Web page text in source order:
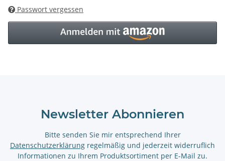
Passwort vergessen
Newsletter Abonnieren
Bitte senden Sie mir entsprechend Ihrer
Datenschutzerklärung regelmäßig und jederzeit widerruflich
Informationen zu Ihrem Produktsortiment per E-Mail zu.